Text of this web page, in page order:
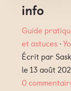
info
Guide
et astuces∙
Écrit par
le 13 août
0